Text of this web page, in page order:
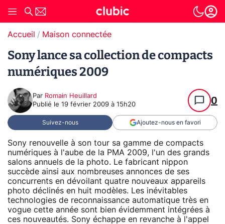
Accueil Maison connectée
Sony lance sa collection de compacts
numériques 2009
Par Romain Heuillard
Publié le 19 février 2009 à 15h20 0
Suivez-nous Ajoutez-nous en favori
Sony renouvelle à son tour sa gamme de compacts
numériques à l'aube de la PMA 2009, l'un des grands
salons annuels de la photo. Le fabricant nippon
succède ainsi aux nombreuses annonces de ses
concurrents en dévoilant quatre nouveaux appareils
photo déclinés en huit modèles. Les inévitables
technologies de reconnaissance automatique très en
vogue cette année sont bien évidemment intégrées à
ces nouveautés. Sony échappe en revanche à l'appel